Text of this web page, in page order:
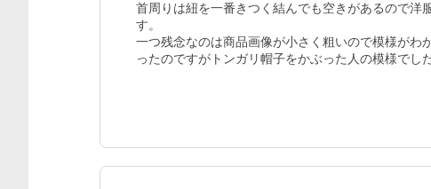
首周りは紐を一番きつく結んでも空きがあるので
す。
一つ残念なのは商品画像が小さく粗いので模様がわ
ったのですがトンガリ帽子をかぶった人の模様でし